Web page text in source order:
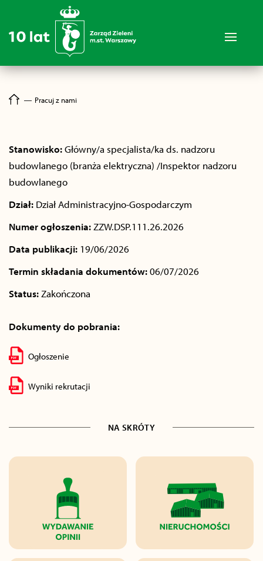
― Pracuj z nami
Stanowisko:Główny/a specjalista/ka ds. nadzoru
budowlanego (branża elektryczna) /Inspektor nadzoru
budowlanego
Dział: Dział Administracyjno-Gospodarczym
Numer ogłoszenia: ZZW.DSP.111.26.2026
Data publikacji: 19/06/2026
Termin składania dokumentów:06/07/2026
Status: Zakończona
Dokumenty do pobrania:
Ogłoszenie
Wyniki rekrutacji
NA SKRÓTY